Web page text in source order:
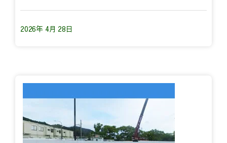
2026年 4月 28日